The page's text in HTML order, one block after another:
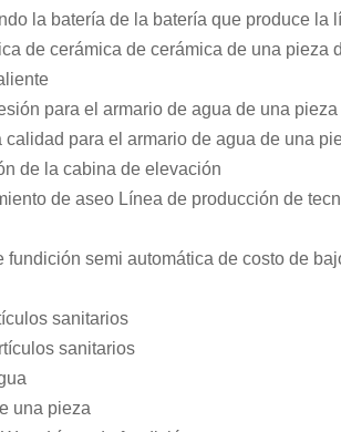
la batería de la batería que produce la
de cerámica de cerámica de una pieza
para el armario de agua de una
para el armario de agua de una
de la cabina de elevación
de aseo Línea de producción de
semi automática de costo de
sanitarios
sanitarios
una pieza